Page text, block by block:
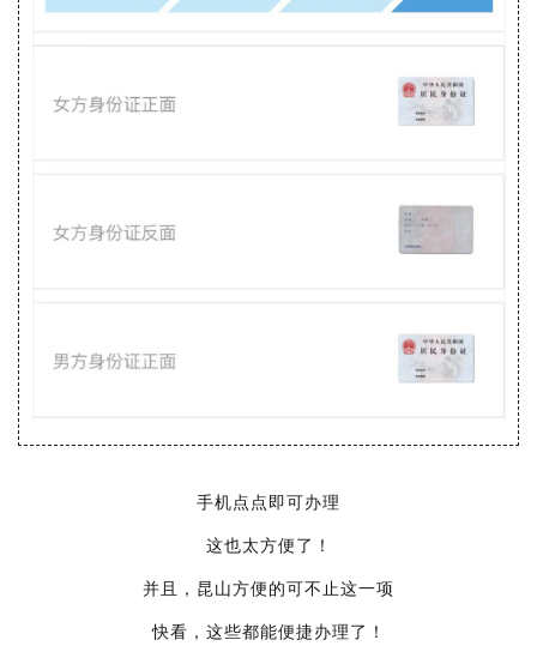
手机点点即可办理
这也太方便了！
并且，昆山方便的可不止这一项
快看，这些都能便捷办理了！